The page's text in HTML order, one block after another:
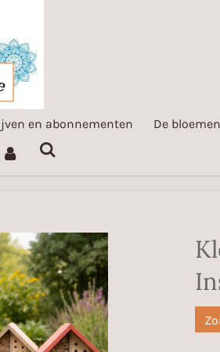
en abonnementen De